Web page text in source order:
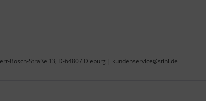
Bosch-Straße 13, D-64807 Dieburg | kundenservice@stihl.de